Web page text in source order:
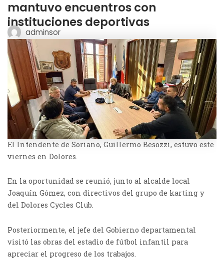
mantuvo encuentros con
instituciones deportivas
adminsor
El Intendente de Soriano, Guillermo Besozzi, estuvo este
viernes en Dolores.
En la oportunidad se reunió, junto al alcalde local
Joaquín Gómez, con directivos del grupo de karting y
del Dolores Cycles Club.
Posteriormente, el jefe del Gobierno departamental
visitó las obras del estadio de fútbol infantil para
apreciar el progreso de los trabajos.